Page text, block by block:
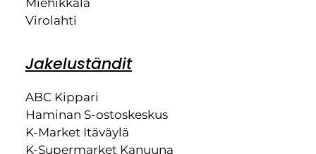
Miehikkälä
Virolahti
Jakeluständit
ABC Kippari
Haminan S-ostoskeskus
K-Market Itäväylä
K-Supermarket Kanuuna